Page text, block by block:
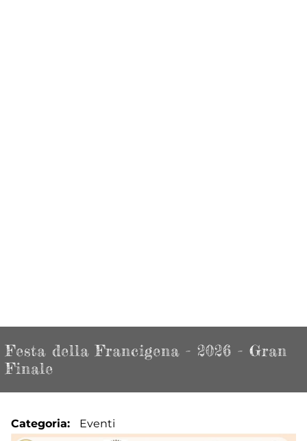
Festa della Francigena - 2026 - Gran
Finale
Categoria Eventi